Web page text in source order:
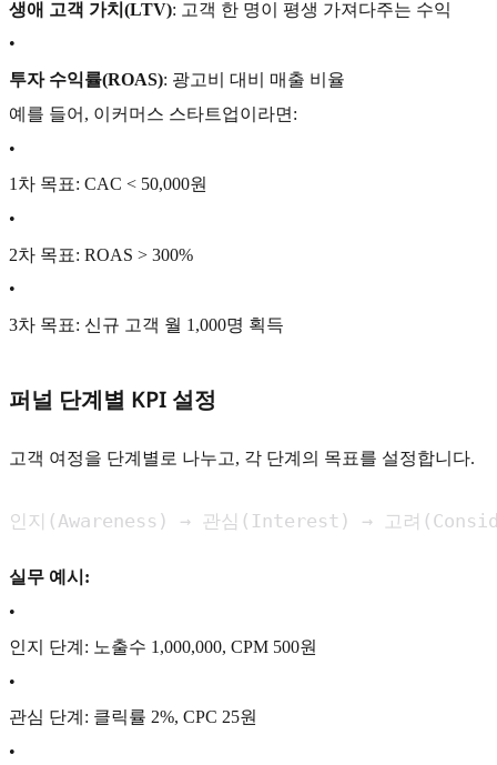
생애 고객 가치(LTV): 고객 한 명이 평생 가져다주는 수익
•
투자 수익률(ROAS): 광고비 대비 매출 비율
예를 들어, 이커머스 스타트업이라면:
•
1차 목표: CAC < 50,000원
•
2차 목표: ROAS > 300%
•
3차 목표: 신규 고객 월 1,000명 획득
퍼널 단계별 KPI 설정
고객 여정을 단계별로 나누고, 각 단계의 목표를 설정합니다.
인지(Awareness) → 관심(Interest) → 고려
실무 예시:
•
인지 단계: 노출수 1,000,000, CPM 500원
•
관심 단계: 클릭률 2%, CPC 25원
•